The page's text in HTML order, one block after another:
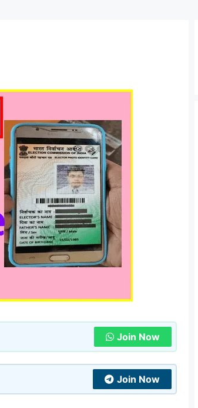
Join Now
Join Now